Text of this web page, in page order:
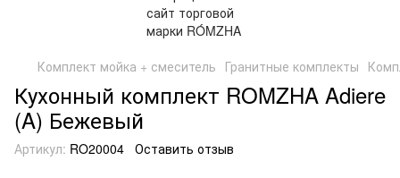
Комплект мойка + смеситель Гранитные комплекты
Кухонный комплект ROMZHA Adiere
(A) Бежевый
Артикул: RO20004 Оставить отзыв